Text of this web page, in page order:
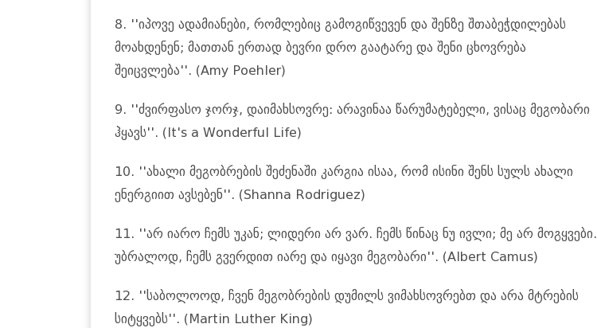
8. ''იპოვე ადამიანები, რომლებიც გამოგიწვევენ და შენზე შთაბეჭდილებას
მოახდენენ; მათთან ერთად ბევრი დრო გაატარე და შენი ცხოვრება
შეიცვლება''. (Amy Poehler)
9. ''ძვირფასო ჯორჯ, დაიმახსოვრე: არავინაა წარუმატებელი, ვისაც მეგობარი
ჰყავს''. (It's a Wonderful Life)
10. ''ახალი მეგობრების შეძენაში კარგია ისაა, რომ ისინი შენს სულს ახალი
ენერგიით ავსებენ''. (Shanna Rodriguez)
11. ''არ იარო ჩემს უკან; ლიდერი არ ვარ. ჩემს წინაც ნუ ივლი; მე არ მოგყვები.
უბრალოდ, ჩემს გვერდით იარე და იყავი მეგობარი''. (Albert Camus)
12. ''საბოლოოდ, ჩვენ მეგობრების დუმილს ვიმახსოვრებთ და არა მტრების
სიტყვებს''. (Martin Luther King)